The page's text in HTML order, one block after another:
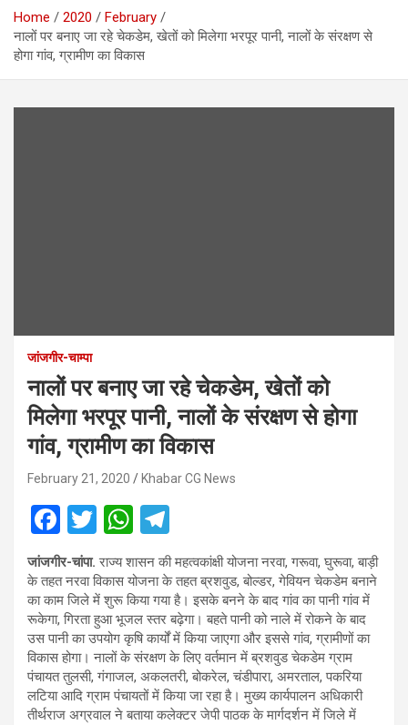
Home 2020
February
नालों पर बनाए जा रहे चेकडेम, खेतों को मिलेगा भरपूर पानी, नालों के संरक्षण से
होगा गांव, ग्रामीण का विकास
जांजगीर-चाम्पा
नालों पर बनाए जा रहे चेकडेम, खेतों को
मिलेगा भरपूर पानी, नालों के संरक्षण से होगा
गांव, ग्रामीण का विकास
February 21, 2020 Khabar CG News
F
a
ce
b
o
o
k
T
wi
tt
er
W
h
at
s
A
p
p
el
e
gr
a
m
जांजगीर-चांपा.राज्य शासन की महत्वकांक्षी योजना नरवा, गरूवा, घुरूवा, बाड़ी
के तहत नरवा विकास योजना के तहत ब्रशवुड, बोल्डर, गेवियन चेकडेम बनाने
का काम जिले में शुरू किया गया है। इसके बनने के बाद गांव का पानी गांव में
रूकेगा, गिरता हुआ भूजल स्तर बढ़ेगा। बहते पानी को नाले में रोकने के बाद
उस पानी का उपयोग कृषि कार्यों में किया जाएगा और इससे गांव, ग्रामीणों का
विकास होगा। नालों के संरक्षण के लिए वर्तमान में ब्रशवुड चेकडेम ग्राम
पंचायत तुलसी, गंगाजल, अकलतरी, बोकरेल, चंडीपारा, अमरताल, पकरिया
लटिया आदि ग्राम पंचायतों में किया जा रहा है। मुख्य कार्यपालन अधिकारी
तीर्थराज अग्रवाल ने बताया कलेक्टर जेपी पाठक के मार्गदर्शन में जिले में